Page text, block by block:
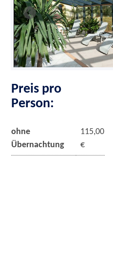
Preis pro
Person:
ohne
Übernachtung
115,00
€